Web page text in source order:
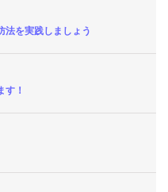
法を実践しましょう
す！